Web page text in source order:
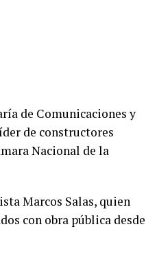
de Comunicaciones y
de constructores
Nacional de la
Marcos Salas, quien
con obra pública desde